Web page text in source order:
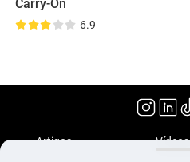
Carry-On
6.9
(2024)
Artigos Vídeos